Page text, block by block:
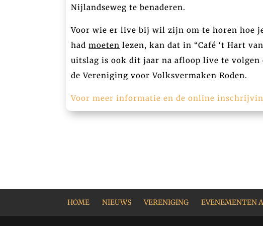
Nijlandseweg te benaderen.
Voor wie er live bij wil zijn om te horen hoe
hadmoeten lezen, kan dat in “Café ‘t Hart
uitslag is ook dit jaar na afloop live te volgen
de Vereniging voor Volksvermaken Roden.
Voor meer informatie en de online
HOME NIEUWS VERENIGING EVENEMENTEN